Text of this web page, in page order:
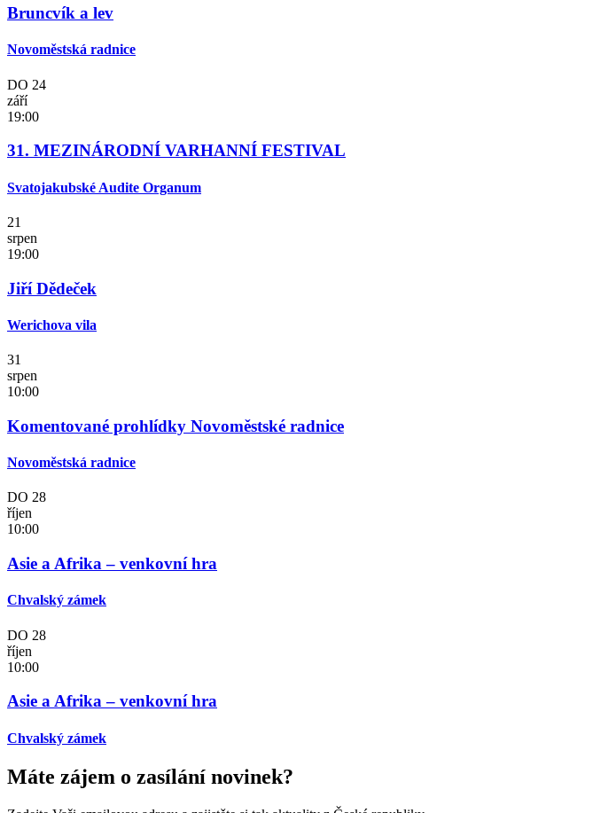
Bruncvík a lev
Novoměstská radnice
DO 24
září
19:00
31. MEZINÁRODNÍ VARHANNÍ FESTIVAL
Svatojakubské Audite Organum
21
srpen
19:00
Jiří Dědeček
Werichova vila
31
srpen
10:00
Komentované prohlídky Novoměstské radnice
Novoměstská radnice
DO 28
říjen
10:00
Asie a Afrika – venkovní hra
Chvalský zámek
DO 28
říjen
10:00
Asie a Afrika – venkovní hra
Chvalský zámek
Máte zájem o zasílání novinek?